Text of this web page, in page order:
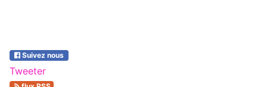
Suivez nous
Tweeter